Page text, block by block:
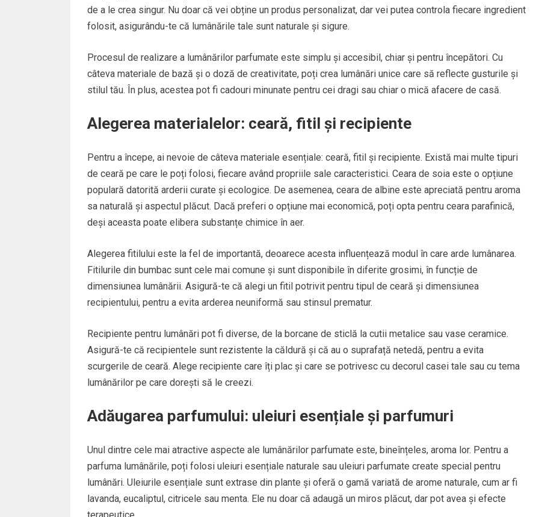
de a le crea singur. Nu doar că vei obține un produs personalizat, dar vei putea controla fiecare ingredient
folosit, asigurându-te că lumânările tale sunt naturale și sigure.
Procesul de realizare a lumânărilor parfumate este simplu și accesibil, chiar și pentru începători. Cu
câteva materiale de bază și o doză de creativitate, poți crea lumânări unice care să reflecte gusturile și
stilul tău. În plus, acestea pot fi cadouri minunate pentru cei dragi sau chiar o mică afacere de casă.
Alegerea materialelor: ceară, fitil și recipiente
Pentru a începe, ai nevoie de câteva materiale esențiale: ceară, fitil și recipiente. Există mai multe tipuri
de ceară pe care le poți folosi, fiecare având propriile sale caracteristici. Ceara de soia este o opțiune
populară datorită arderii curate și ecologice. De asemenea, ceara de albine este apreciată pentru aroma
sa naturală și aspectul plăcut. Dacă preferi o opțiune mai economică, poți opta pentru ceara parafinică,
deși aceasta poate elibera substanțe chimice în aer.
Alegerea fitilului este la fel de importantă, deoarece acesta influențează modul în care arde lumânarea.
Fitilurile din bumbac sunt cele mai comune și sunt disponibile în diferite grosimi, în funcție de
dimensiunea lumânării. Asigură-te că alegi un fitil potrivit pentru tipul de ceară și dimensiunea
recipientului, pentru a evita arderea neuniformă sau stinsul prematur.
Recipiente pentru lumânări pot fi diverse, de la borcane de sticlă la cutii metalice sau vase ceramice.
Asigură-te că recipientele sunt rezistente la căldură și că au o suprafață netedă, pentru a evita
scurgerile de ceară. Alege recipiente care îți plac și care se potrivesc cu decorul casei tale sau cu tema
lumânărilor pe care dorești să le creezi.
Adăugarea parfumului: uleiuri esențiale și parfumuri
Unul dintre cele mai atractive aspecte ale lumânărilor parfumate este, bineînțeles, aroma lor. Pentru a
parfuma lumânările, poți folosi uleiuri esențiale naturale sau uleiuri parfumate create special pentru
lumânări. Uleiurile esențiale sunt extrase din plante și oferă o gamă variată de arome naturale, cum ar fi
lavanda, eucaliptul, citricele sau menta. Ele nu doar că adaugă un miros plăcut, dar pot avea și efecte
terapeutice.